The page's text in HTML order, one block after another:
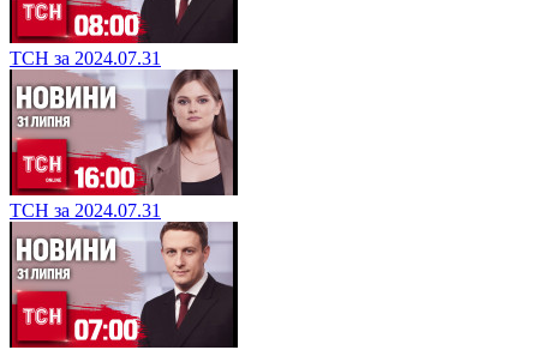
ТСН за 2024.07.31
ТСН за 2024.07.31